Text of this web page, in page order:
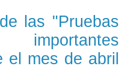
las "Pruebas
el mes de abril